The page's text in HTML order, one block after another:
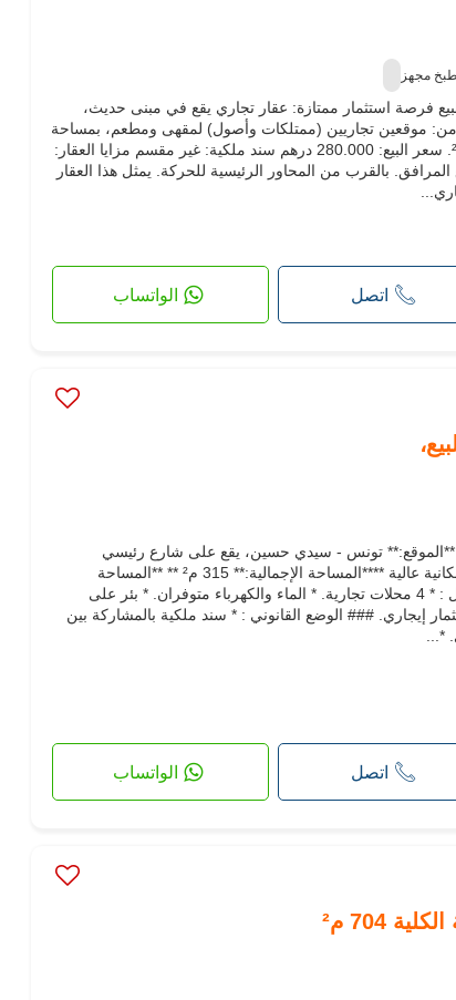
مجهز
فرصة استثمار ممتازة: عقار تجاري يقع في مبنى حديث،
من: موقعين تجاريين (ممتلكات وأصول) لمقهى ومطعم، بمساحة
مشيدة قدرها 220 م² وأرض بمساحة 84 م². سعر البيع: 280.000 درهم سند ملكية: غير مقسم مزايا العقار:
بالقرب من المحاور الرئيسية للحركة. يمثل هذا العقار
اتصل الواتساب
**الموقع:** تونس - سيدي حسين، يقع على شارع رئيسي
وتجاري، يتمتع بحركة مرور كبيرة وكثافة سكانية عالية ****المساحة الإجمالية:** 315 م² ** **المساحة
المغطاة:** حوالي 270 م² ### العقار يشمل : * 4 محلات تجارية. * الماء والكهرباء متوفران. * بئر على
إيجاري. ### الوضع القانوني : * سند ملكية بالمشاركة بين
*...
اتصل الواتساب
704 م²